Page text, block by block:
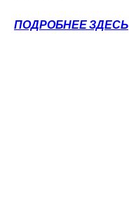
ПОДРОБНЕЕ ЗДЕСЬ